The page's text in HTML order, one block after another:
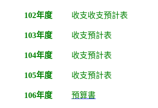
102年度
103年度
104年度
105年度
106年度
收支收支預計表
收支預計表
收支預計表
收支預計表
預算書